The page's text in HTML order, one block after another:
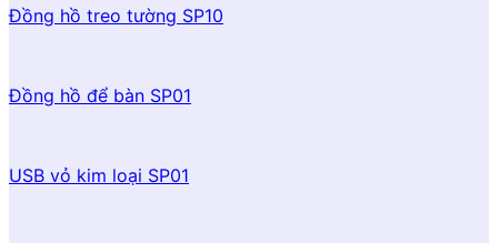
Đồng hồ treo tường SP10
Đồng hồ để bàn SP01
USB vỏ kim loại SP01